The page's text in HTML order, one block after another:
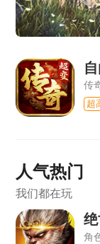
传
超
人气热门
我们都在玩
角